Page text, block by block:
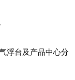
浮台及产品中心分